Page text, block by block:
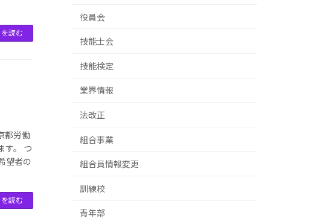
読む
都労働
す。 つ
望者の
読む
役員会
技能士会
技能検定
業界情報
法改正
組合事業
組合員情報変更
訓練校
青年部